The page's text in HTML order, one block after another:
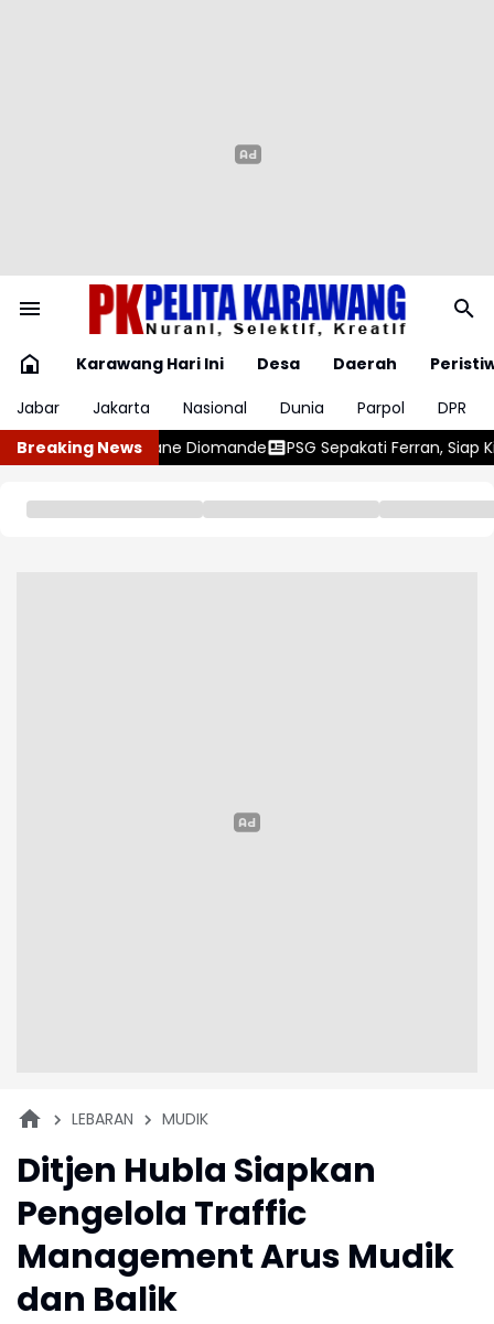
Karawang Hari Ini Desa Daerah
Jabar
Jakarta Nasional Dunia Parpol
DPR
Breaking News
PSG Sepakati Ferran, Siap Kirim Tawaran ke Barcelona
LEBARAN MUDIK
Ditjen Hubla Siapkan
Pengelola Traffic
Management Arus Mudik
dan Balik